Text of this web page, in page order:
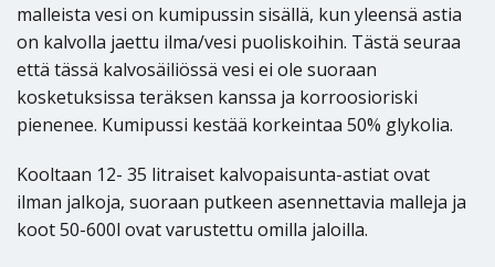
malleista vesi on kumipussin sisällä, kun yleensä astia
on kalvolla jaettu ilma/vesi puoliskoihin. Tästä seuraa
että tässä kalvosäiliössä vesi ei ole suoraan
kosketuksissa teräksen kanssa ja korroosioriski
pienenee. Kumipussi kestää korkeintaa 50% glykolia.
Kooltaan 12- 35 litraiset kalvopaisunta-astiat ovat
ilman jalkoja, suoraan putkeen asennettavia malleja ja
koot 50-600l ovat varustettu omilla jaloilla.